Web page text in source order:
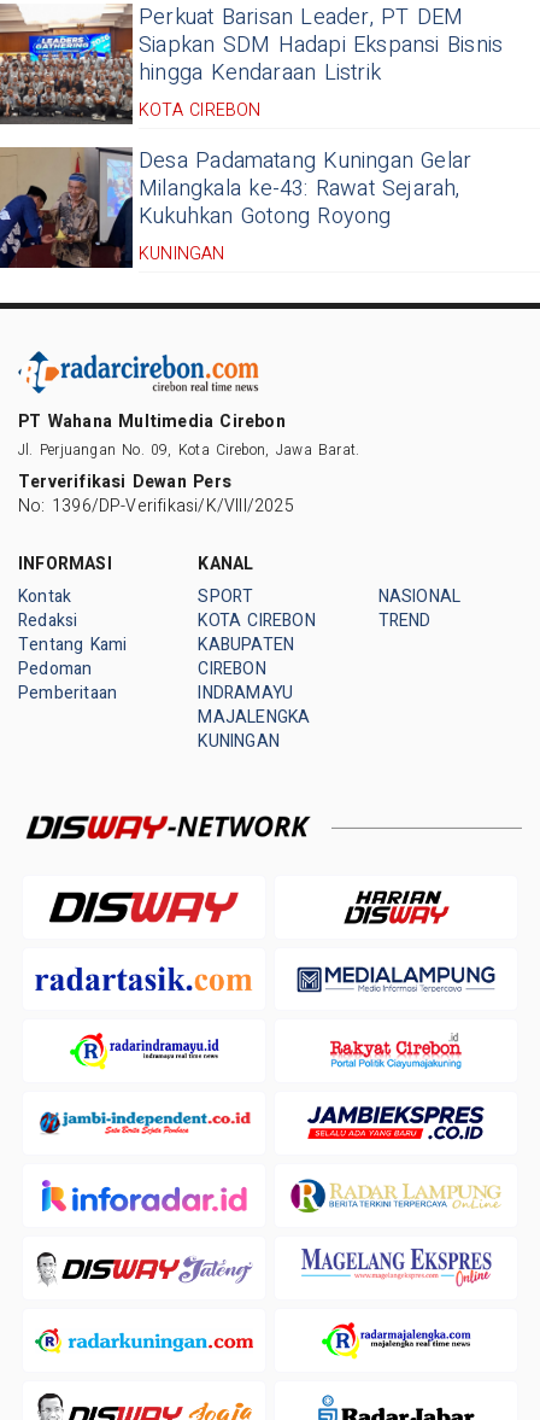
Perkuat Barisan Leader, PT DEM
Siapkan SDM Hadapi Ekspansi Bisnis
hingga Kendaraan Listrik
KOTA CIREBON
Desa Padamatang Kuningan Gelar
Milangkala ke-43: Rawat Sejarah,
Kukuhkan Gotong Royong
KUNINGAN
PT Wahana Multimedia Cirebon
Jl. Perjuangan No. 09, Kota Cirebon, Jawa Barat.
Terverifikasi Dewan Pers
No: 1396/DP-Verifikasi/K/VIII/2025
INFORMASI
Kontak
Redaksi
Tentang Kami
Pedoman
Pemberitaan
KANAL
SPORT
KOTA CIREBON
KABUPATEN
CIREBON
INDRAMAYU
MAJALENGKA
KUNINGAN
NASIONAL
TREND